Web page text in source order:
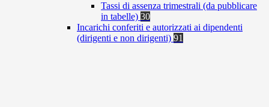
Tassi di assenza trimestrali (da pubblicare
in tabelle) 30
Incarichi conferiti e autorizzati ai dipendenti
(dirigenti e non dirigenti) 91